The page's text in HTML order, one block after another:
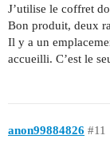
J’utilise le coffret
Bon produit, deux
Il y a un
accueilli. C’est le
anon99884826 #11